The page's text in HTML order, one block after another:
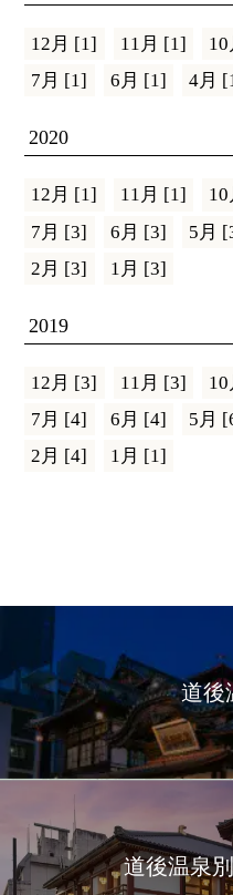
12月 [1] 11月 [1]
7月 [1]
6月 [1] 4月
2020
12月 [1] 11月 [1]
7月 [3]
6月 [3] 5月
2月 [3]
1月 [3]
2019
12月 [3] 11月 [3]
7月 [4]
6月 [4] 5月
2月 [4]
1月 [1]
道後
道後温泉